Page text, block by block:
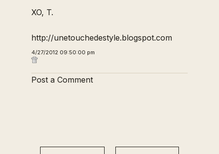
XO, T.
http://unetouchedestyle.blogspot.com
4/27/2012 09:50:00 pm
Post a Comment